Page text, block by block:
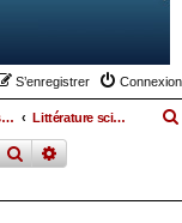
Connexion
S’enregistrer
Le coin des petits lymés Littérature scientifique
rechercher
recherche